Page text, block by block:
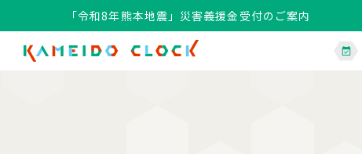
「令和8年熊本地震」災害義援金受付のご案内